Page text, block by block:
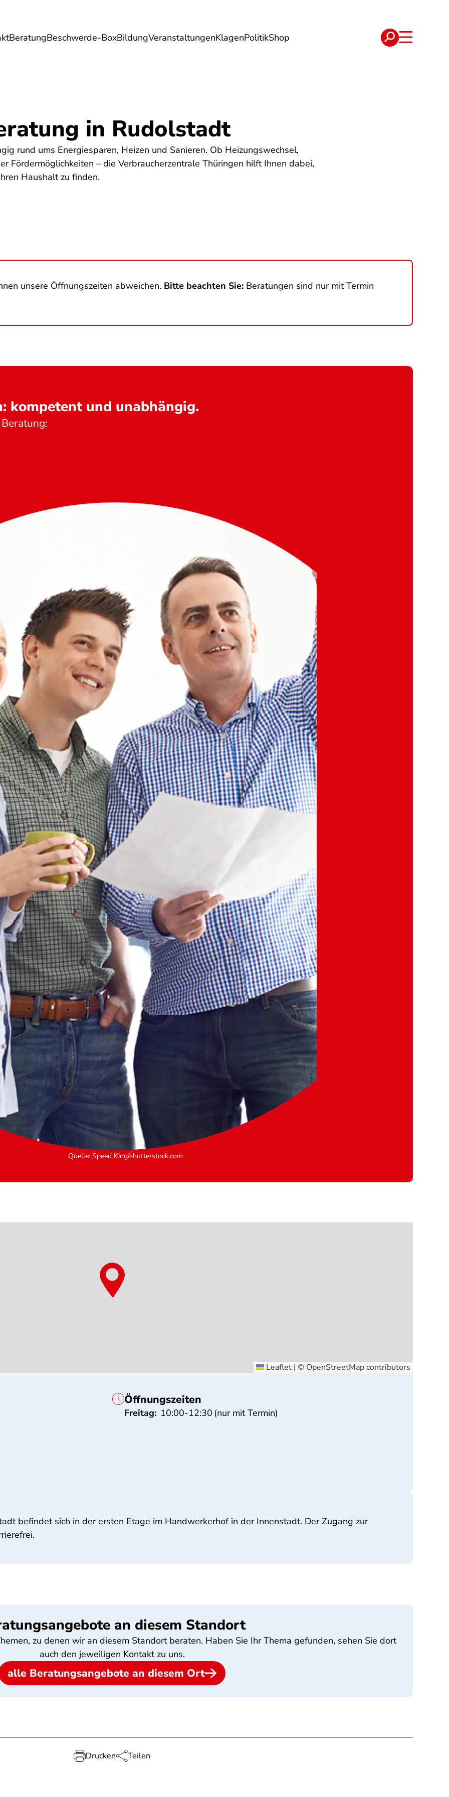
BeratungBeschwerde-BoxBildungVeranstaltungenKlagenPolitikShop
Umwelt Gesundheit Energie Reise Verträge
in Rudolstadt
rund ums Energiesparen, Heizen und Sanieren. Ob Heizungswechsel,
Fördermöglichkeiten – die Verbraucherzentrale Thüringen hilft Ihnen dabei,
Haushalt zu finden.
unsere Öffnungszeiten abweichen. Bitte beachten Sie: Beratungen sind nur mit Termin
kompetent und unabhängig.
Quelle: Speed King/shutterstock.com
Leaflet | © OpenStreetMapcontributors
Öffnungszeiten
Freitag: 10:00-12:30 (nur mit Termin)
befindet sich in der ersten Etage im Handwerkerhof in der Innenstadt. Der Zugang zur
an diesem Standort
zu denen wir an diesem Standort beraten. Haben Sie Ihr Thema gefunden, sehen Sie dort
auch den jeweiligen Kontakt zu uns.
alle Beratungsangebote an diesem Ort
Drucken Teilen